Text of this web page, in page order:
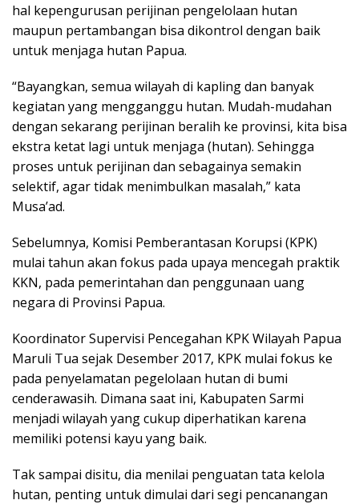
hal kepengurusan perijinan pengelolaan hutan
maupun pertambangan bisa dikontrol dengan baik
untuk menjaga hutan Papua.
“Bayangkan, semua wilayah di kapling dan banyak
kegiatan yang mengganggu hutan. Mudah-mudahan
dengan sekarang perijinan beralih ke provinsi, kita bisa
ekstra ketat lagi untuk menjaga (hutan). Sehingga
proses untuk perijinan dan sebagainya semakin
selektif, agar tidak menimbulkan masalah,” kata
Musa’ad.
Sebelumnya, Komisi Pemberantasan Korupsi (KPK)
mulai tahun akan fokus pada upaya mencegah praktik
KKN, pada pemerintahan dan penggunaan uang
negara di Provinsi Papua.
Koordinator Supervisi Pencegahan KPK Wilayah Papua
Maruli Tua sejak Desember 2017, KPK mulai fokus ke
pada penyelamatan pegelolaan hutan di bumi
cenderawasih. Dimana saat ini, Kabupaten Sarmi
menjadi wilayah yang cukup diperhatikan karena
memiliki potensi kayu yang baik.
Tak sampai disitu, dia menilai penguatan tata kelola
hutan, penting untuk dimulai dari segi pencanangan